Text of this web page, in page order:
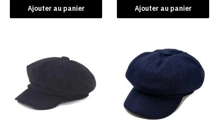
Ajouter au panier Ajouter au panier